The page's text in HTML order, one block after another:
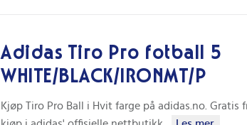
Adidas Tiro Pro fotball 5
WHITE/BLACK/IRONMT/P
Kjøp Tiro Pro Ball i Hvit farge på adidas.no.